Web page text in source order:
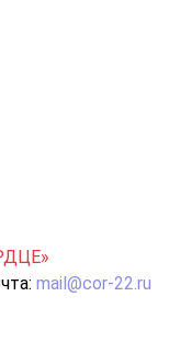
mail@cor-22.ru